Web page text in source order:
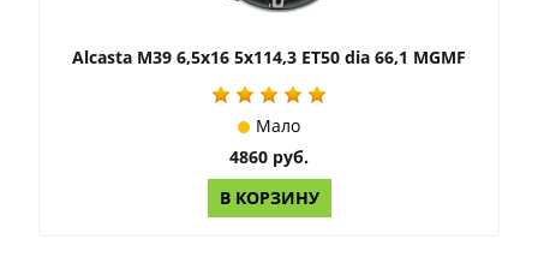
Alcasta M39 6,5x16 5x114,3 ET50 dia 66,1 MGMF
Мало
4860 руб.
В КОРЗИНУ